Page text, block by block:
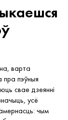
варта
пэўныя
свае дзеянні
усё
чым